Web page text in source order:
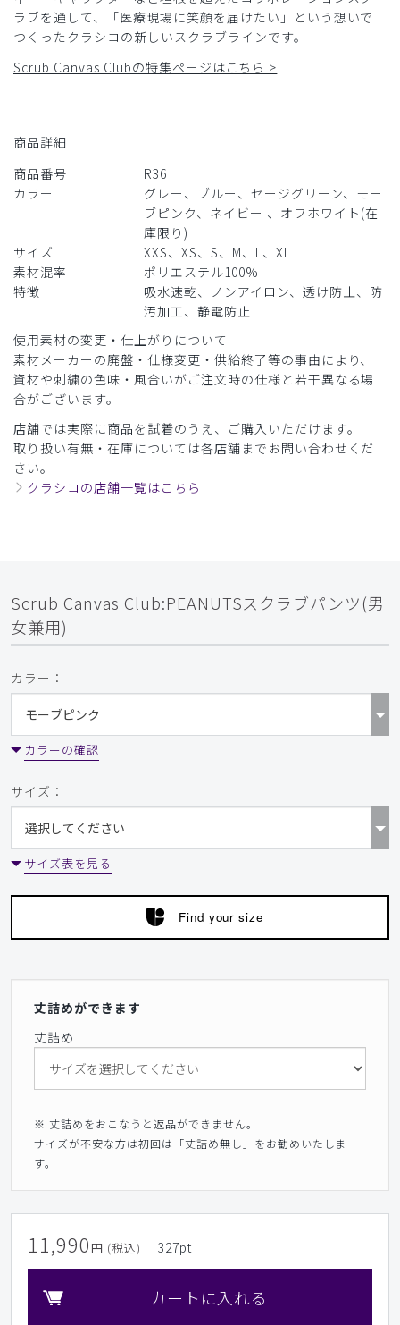
ラブを通して、「医療現場に笑顔を届けたい」という想いで
つくったクラシコの新しいスクラブラインです。
Scrub Canvas Clubの特集ページはこちら >
商品詳細
商品番号
R36
カラー
グレー、ブルー、セージグリーン、モー
ブピンク、ネイビー 、オフホワイト(在
庫限り)
サイズ
XXS、XS、S、M、L、XL
素材混率
ポリエステル100%
特徴
吸水速乾、ノンアイロン、透け防止、防
汚加工、静電防止
使用素材の変更・仕上がりについて
素材メーカーの廃盤・仕様変更・供給終了等の事由により、
資材や刺繍の色味・風合いがご注文時の仕様と若干異なる場
合がございます。
店舗では実際に商品を試着のうえ、ご購入いただけます。
取り扱い有無・在庫については各店舗までお問い合わせくだ
さい。
クラシコの店舗一覧はこちら
Scrub Canvas Club:PEANUTSスクラブパンツ(男
女兼用)
カラー：
カラーの確認
サイズ：
サイズ表を見る
Find your size
丈詰めができます
丈詰め
※ 丈詰めをおこなうと返品ができません。
サイズが不安な方は初回は「丈詰め無し」をお勧めいたしま
す。
11,990 円 (税込) 327pt
カートに入れる